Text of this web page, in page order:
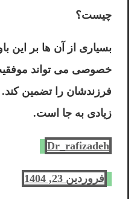
چیست؟
بسیاری از آن ها بر این
خصوصی می تواند
فرزندشان را تضمین کند.
زیادی به جا است.
Dr_rafizadeh
فروردین 23, 1404